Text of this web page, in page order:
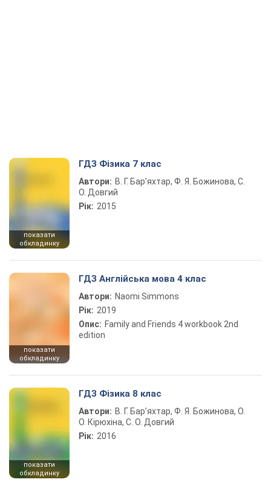
показати
обкладинку
ГДЗ Фізика 7 клас
Автори: В. Г. Бар’яхтар, Ф. Я. Божинова, С.
О. Довгий
Рік: 2015
показати
обкладинку
ГДЗ Англійська мова 4 клас
Автори: Naomi Simmons
Рік: 2019
Опис: Family and Friends 4 workbook 2nd
edition
показати
обкладинку
ГДЗ Фізика 8 клас
Автори: В. Г. Бар’яхтар, Ф. Я. Божинова, О.
О. Кірюхіна, С. О. Довгий
Рік: 2016